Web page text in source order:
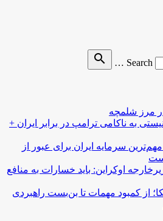
Search …
search
مرز شلمچه
به ناکامی ترامپ در برابر ایران +
سرمایه ایران برای عبور از
اوکراین: باید خسارات به منافع
از کمبود مهمات تا بن‌بست راهبردی